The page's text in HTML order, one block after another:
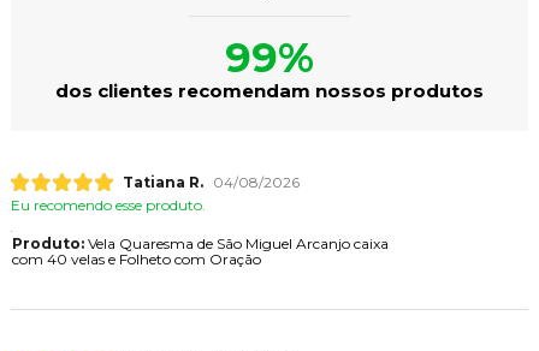
99%
dos clientes recomendam nossos produtos
Tatiana R.
04/08/2026
Eu recomendo esse produto.
Produto:Vela Quaresma de São Miguel Arcanjo caixa
com 40 velas e Folheto com Oração